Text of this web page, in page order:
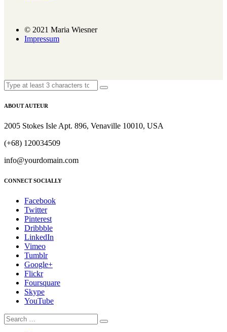
© 2021 Maria Wiesner
Impressum
ABOUT AUTEUR
2005 Stokes Isle Apt. 896, Venaville 10010, USA
(+68) 120034509
info@yourdomain.com
CONNECT SOCIALLY
Facebook
Twitter
Pinterest
Dribbble
LinkedIn
Vimeo
Tumblr
Google+
Flickr
Foursquare
Skype
YouTube